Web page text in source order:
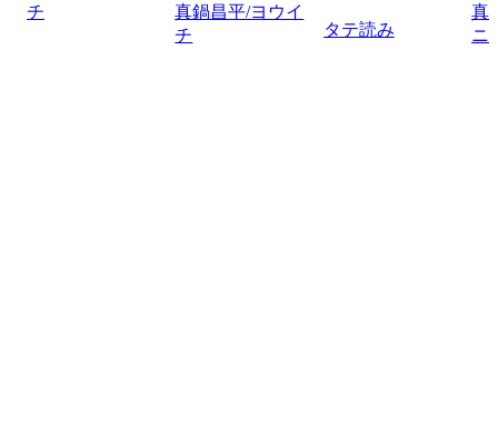
チ
真鍋昌平/ヨウイ
チ
タテ読み
真
ニ